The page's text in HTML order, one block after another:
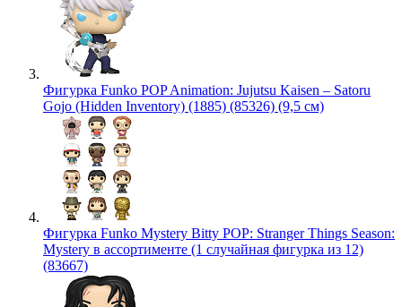
Фигурка Funko POP Animation: Jujutsu Kaisen – Satoru
Gojo (Hidden Inventory) (1885) (85326) (9,5 см)
Фигурка Funko Mystery Bitty POP: Stranger Things Season:
Mystery в ассортименте (1 случайная фигурка из 12)
(83667)